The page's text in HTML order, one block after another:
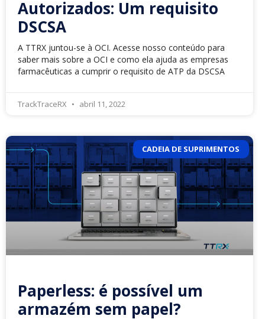
Autorizados: Um requisito
DSCSA
A TTRX juntou-se à OCI. Acesse nosso conteúdo para
saber mais sobre a OCI e como ela ajuda as empresas
farmacêuticas a cumprir o requisito de ATP da DSCSA
TrackTraceRX abril 11, 2022
CADEIA DE SUPRIMENTOS
Paperless: é possível um
armazém sem papel?